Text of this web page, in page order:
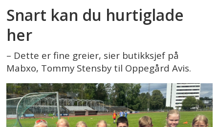
Snart kan du hurtiglade
her
– Dette er fine greier, sier butikksjef på
Mabxo, Tommy Stensby til Oppegård Avis.